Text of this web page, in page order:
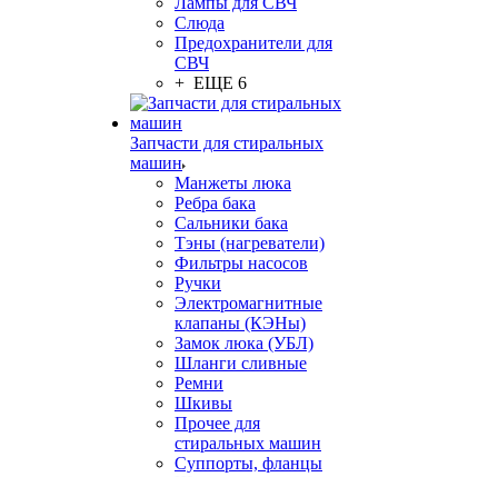
Слюда
Предохранители для
СВЧ
+ ЕЩЕ 6
Запчасти для стиральных
машин
Манжеты люка
Ребра бака
Сальники бака
Тэны (нагреватели)
Фильтры насосов
Ручки
Электромагнитные
клапаны (КЭНы)
Замок люка (УБЛ)
Шланги сливные
Ремни
Шкивы
Прочее для
стиральных машин
Суппорты, фланцы